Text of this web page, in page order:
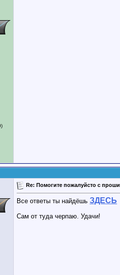
)
Re: Помогите пожалуйсто с
Все ответы ты найдёшь ЗДЕСЬ
Сам от туда черпаю. Удачи!